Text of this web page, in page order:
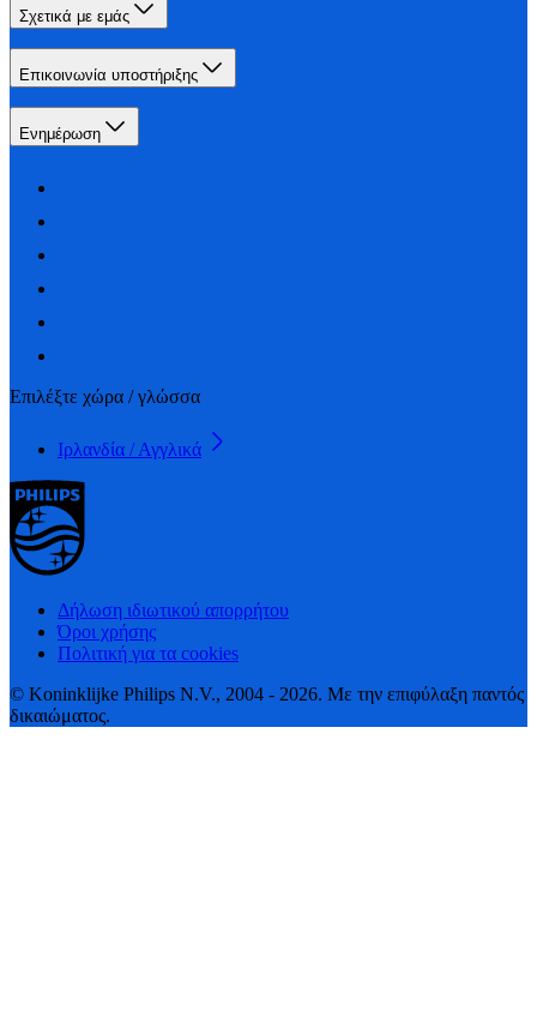
Σχετικά με εμάς
Επικοινωνία υποστήριξης
Ενημέρωση
Επιλέξτε χώρα / γλώσσα
Ιρλανδία / Αγγλικά
Δήλωση ιδιωτικού απορρήτου
Όροι χρήσης
Πολιτική για τα cookies
© Koninklijke Philips N.V., 2004 - 2026. Με την επιφύλαξη παντός
δικαιώματος.